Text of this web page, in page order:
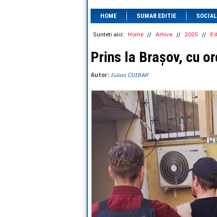
HOME SUMAR EDITIE SOCIAL
Sunteti aici: Home // Arhiva // 2025 //
Prins la Brașov, cu
Autor: Iulian CUIBAR